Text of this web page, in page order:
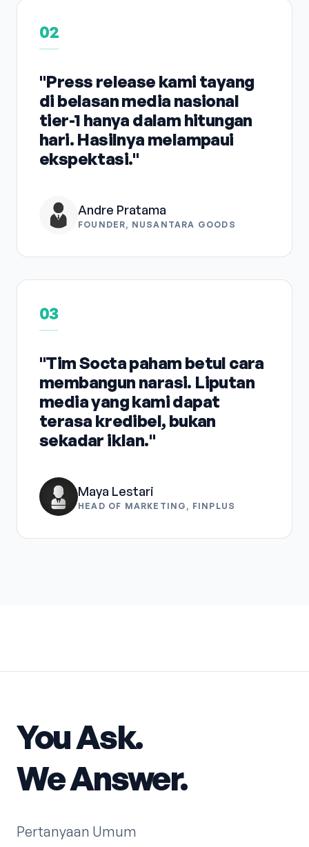
02
"Press release kami tayang
di belasan media nasional
tier-1 hanya dalam hitungan
hari. Hasilnya melampaui
ekspektasi."
Andre Pratama
FOUNDER, NUSANTARA GOODS
03
"Tim Socta paham betul cara
membangun narasi. Liputan
media yang kami dapat
terasa kredibel, bukan
sekadar iklan."
Maya Lestari
HEAD OF MARKETING, FINPLUS
You Ask.
We Answer.
Pertanyaan Umum